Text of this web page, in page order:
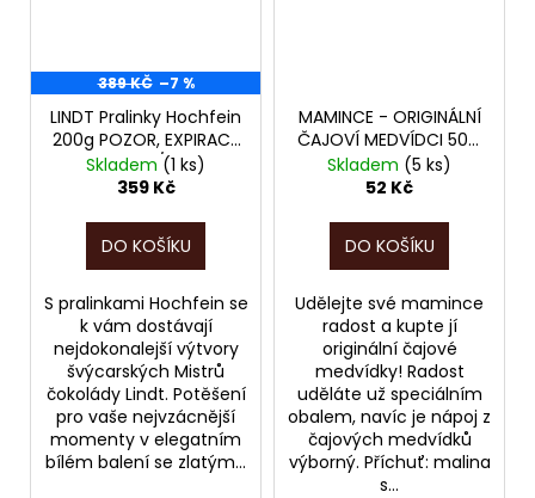
389 KČ –7 %
LINDT Pralinky Hochfein
200g POZOR, EXPIRACE
JEN DO 08/2026!!!
Skladem (1 ks)
359 Kč
DO KOŠÍKU
S pralinkami Hochfein se
k vám dostávají
nejdokonalejší výtvory
švýcarských Mistrů
čokolády Lindt. Potěšení
pro vaše nejvzácnější
momenty v elegatním
bílém balení se zlatým...
MAMINCE - ORIGINÁLNÍ
ČAJOVÍ MEDVÍDCI 50g,
POZOR, PO EXPIRACI
12/2025!!!
Skladem (5 ks)
52 Kč
DO KOŠÍKU
Udělejte své mamince
radost a kupte jí
originální čajové
medvídky! Radost
uděláte už speciálním
obalem, navíc je nápoj z
čajových medvídků
výborný. Příchuť: malina
s...